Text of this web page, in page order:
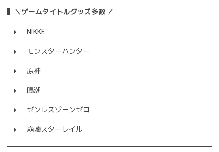
＼ゲームタイトルグッズ多数 ／
NIKKE
モンスターハンター
原神
鳴潮
ゼンレスゾーンゼロ
崩壊スターレイル